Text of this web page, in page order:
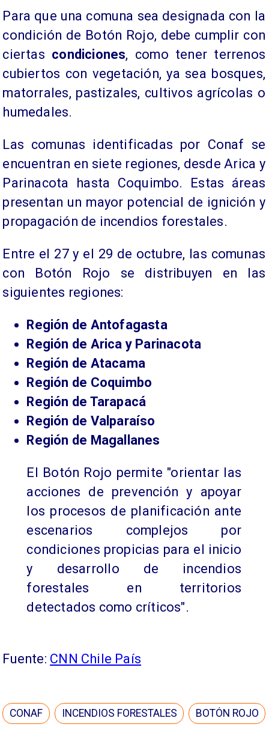
Para que una comuna sea designada con la
condición de Botón Rojo, debe cumplir con
ciertas condiciones, como tener terrenos
cubiertos con vegetación, ya sea bosques,
matorrales, pastizales, cultivos agrícolas o
humedales.
Las comunas identificadas por Conaf se
encuentran en siete regiones, desde Arica y
Parinacota hasta Coquimbo. Estas áreas
presentan un mayor potencial de ignición y
propagación de incendios forestales.
Entre el 27 y el 29 de octubre, las comunas
con Botón Rojo se distribuyen en las
siguientes regiones:
Región de Antofagasta
Región de Arica y Parinacota
Región de Atacama
Región de Coquimbo
Región de Tarapacá
Región de Valparaíso
Región de Magallanes
El Botón Rojo permite "orientar las
acciones de prevención y apoyar
los procesos de planificación ante
escenarios complejos por
condiciones propicias para el inicio
y desarrollo de incendios
forestales en territorios
detectados como críticos".
Fuente: CNN Chile País
CONAF INCENDIOS FORESTALES BOTÓN ROJO